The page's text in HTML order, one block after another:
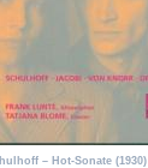
– Hot-Sonate (1930)